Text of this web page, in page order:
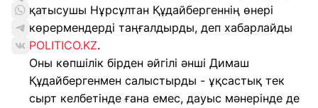
қатысушы Нұрсұлтан Құдайбергеннің өнері
көрермендерді таңғалдырды, деп хабарлайды
POLITICO.KZ.
Оны көпшілік бірден әйгілі әнші Димаш
Құдайбергенмен салыстырды - ұқсастық тек
сырт келбетінде ғана емес, дауыс мәнерінде де